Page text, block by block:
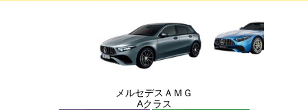
メルセデスＡＭＧ
Aクラス